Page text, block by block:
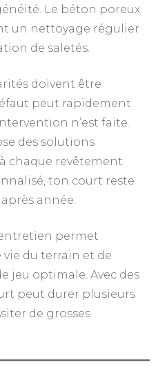
Le béton poreux
un nettoyage régulier
de saletés.
doivent être
peut rapidement
n’est faite.
des solutions
chaque revêtement.
ton court reste
année.
permet
vie du terrain et de
jeu optimale. Avec des
peut durer plusieurs
de grosses